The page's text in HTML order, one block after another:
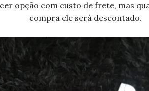
opção com custo de frete, mas
compra ele será descontado.